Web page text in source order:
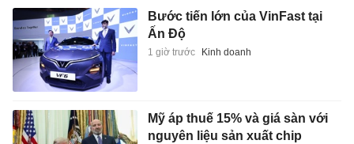
Bước tiến lớn của VinFast tại
Ấn Độ
1 giờ trước Kinh doanh
Mỹ áp thuế 15% và giá sàn với
nguyên liệu sản xuất chip